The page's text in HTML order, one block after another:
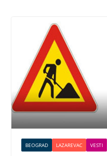
BEOGRAD LAZAREVAC VESTI